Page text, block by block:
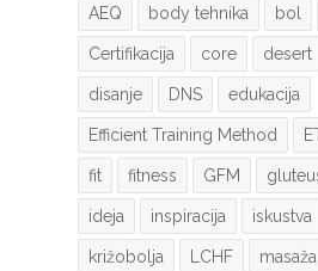
AEQ body tehnika bol
Certifikacija core desert
disanje DNS edukacija
Efficient Training Method
fit fitness GFM
ideja inspiracija iskustva
križobolja LCHF masaža